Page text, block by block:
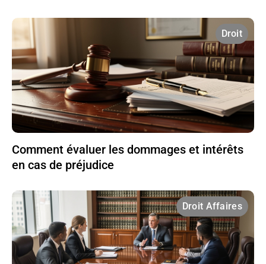
Droit
Comment évaluer les dommages et intérêts
en cas de préjudice
Droit Affaires